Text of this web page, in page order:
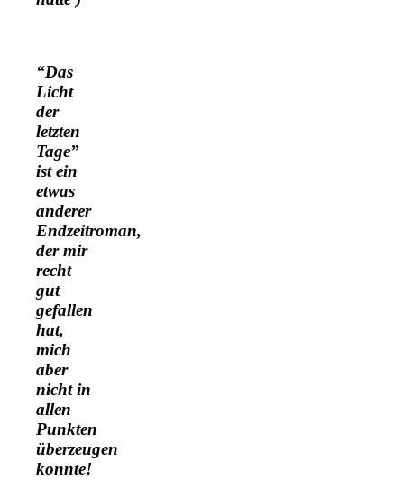
“Das
Licht
der
letzten
Tage”
ist ein
etwas
anderer
Endzeitroman,
der mir
recht
gut
gefallen
hat,
mich
aber
nicht in
allen
Punkten
überzeugen
konnte!